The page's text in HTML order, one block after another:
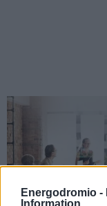
Energodromio -
Information